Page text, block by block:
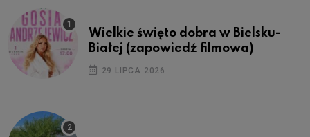
Wielkie święto dobra w Bielsku-
Białej (zapowiedź filmowa)
29 LIPCA 2026